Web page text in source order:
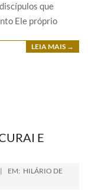
que
Ele próprio
LEIA MAIS →
E
EM: HILÁRIO DE